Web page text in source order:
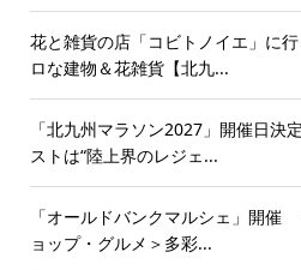
花と雑貨の店「コビトノイエ」に
ロな建物＆花雑貨【北九...
「北九州マラソン2027」開催日
ストは“陸上界のレジェ...
「オールドバンクマルシェ」開催
ョップ・グルメ＞多彩...